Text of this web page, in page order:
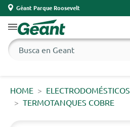
Géant Parque Roosevelt
HOME ELECTRODOMÉSTICOS
TERMOTANQUES COBRE